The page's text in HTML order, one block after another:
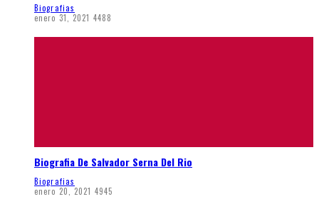
Biografias
enero 31, 2021 4488
Biografia De Salvador Serna Del Rio
Biografias
enero 20, 2021 4945